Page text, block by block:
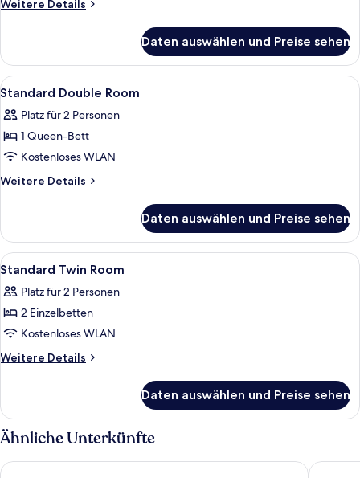
Weitere Details
Weitere
Double
Room
Daten auswählen und Preise sehen
Alle
Fotos
für
Standard
Double
Room
Ein Hotelzimmer mit einem Bett,
3
Standard Double Room
Platz für 2 Personen
1 Queen-Bett
Kostenloses WLAN
Weitere Details
Weitere
Double
Room
Daten auswählen und Preise sehen
Alle
Fotos
für
Standard
Twin
Room
Ein Hotelzimmer mit zwei Betten,
5
Standard Twin Room
Platz für 2 Personen
2 Einzelbetten
Kostenloses WLAN
Weitere Details
Weitere
Twin
Room
Daten auswählen und Preise sehen
Ähnliche Unterkünfte
Bis Hotel Varese Hotel